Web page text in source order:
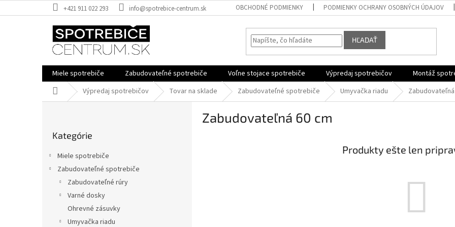
na
+421 911 022 293 info@spotrebice-centrum.sk OBCHODNÉ PODMIENKY PODMIENKY OCHRANY OSOBNÝCH ÚDAJOV
HĽADAŤ
Miele spotrebiče Zabudovateľné spotrebiče Voľne stojace spotrebiče Výpredaj spotrebičov Montáž
DomovVýpredaj spotrebičov Tovar na sklade Zabudovateľné spotrebiče Umyvačka riadu
kategórie
Kategórie
Miele spotrebiče
Zabudovateľné spotrebiče
Zabudovateľné rúry
Varné dosky
Ohrevné zásuvky
Umyvačka riadu
Zabudovateľná 60 cm
Produkty ešte len